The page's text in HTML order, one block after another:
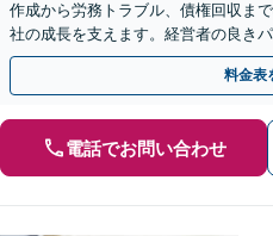
作成から労務トラブル、債権回収ま
社の成長を支えます。経営者の良き
ください【休日・夜間相談可】【駐
料金表
電話でお問い合わせ